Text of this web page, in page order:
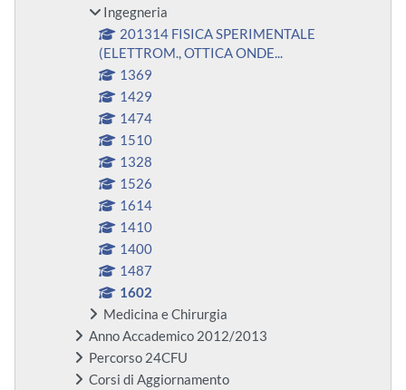
Ingegneria
201314 FISICA SPERIMENTALE
(ELETTROM., OTTICA ONDE...
1369
1429
1474
1510
1328
1526
1614
1410
1400
1487
1602
Medicina e Chirurgia
Anno Accademico 2012/2013
Percorso 24CFU
Corsi di Aggiornamento